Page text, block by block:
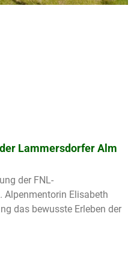
Lammersdorfer Alm
der FNL-
Alpenmentorin Elisabeth
das bewusste Erleben der